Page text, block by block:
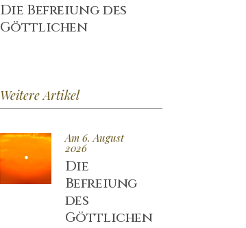
Die Befreiung des
Göttlichen
Weitere Artikel
Am 6. August
2026
Die
Befreiung
des
Göttlichen